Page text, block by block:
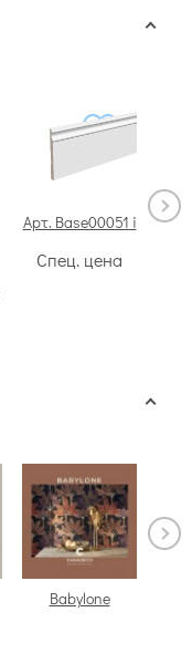
Арт. Base00051 i
Спец. цена
Babylone